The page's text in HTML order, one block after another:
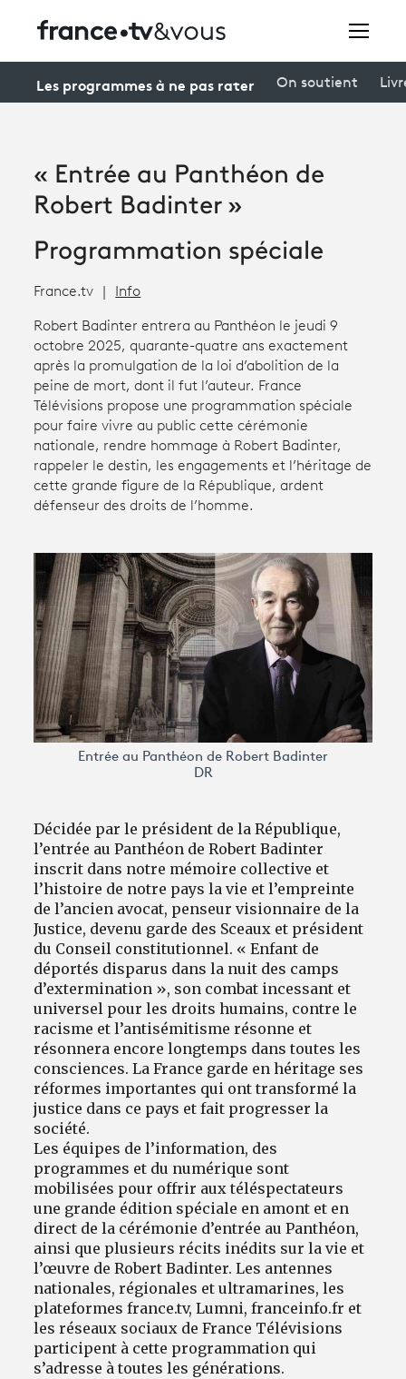
connexion
Avantages fidélité
Participer et assister à une émission
Productions et innovation
Programme tv
Les programmes à ne pas rater On soutient
« Entrée au Panthéon de
Robert Badinter »
Programmation spéciale
France.tv Info
Robert Badinter entrera au Panthéon le jeudi 9
octobre 2025, quarante-quatre ans exactement
après la promulgation de la loi d’abolition de la
peine de mort, dont il fut l’auteur. France
Télévisions propose une programmation spéciale
pour faire vivre au public cette cérémonie
nationale, rendre hommage à Robert Badinter,
rappeler le destin, les engagements et l’héritage de
cette grande figure de la République, ardent
défenseur des droits de l’homme.
Entrée au Panthéon de Robert Badinter
DR
Décidée par le président de la République,
l’entrée au Panthéon de Robert Badinter
inscrit dans notre mémoire collective et
l’histoire de notre pays la vie et l’empreinte
de l’ancien avocat, penseur visionnaire de la
Justice, devenu garde des Sceaux et président
du Conseil constitutionnel. « Enfant de
déportés disparus dans la nuit des camps
d’extermination », son combat incessant et
universel pour les droits humains, contre le
racisme et l’antisémitisme résonne et
résonnera encore longtemps dans toutes les
consciences. La France garde en héritage ses
réformes importantes qui ont transformé la
justice dans ce pays et fait progresser la
société.
Les équipes de l’information, des
programmes et du numérique sont
mobilisées pour offrir aux téléspectateurs
une grande édition spéciale en amont et en
direct de la cérémonie d’entrée au Panthéon,
ainsi que plusieurs récits inédits sur la vie et
l’œuvre de Robert Badinter. Les antennes
nationales, régionales et ultramarines, les
plateformes france.tv, Lumni, franceinfo.fr et
les réseaux sociaux de France Télévisions
participent à cette programmation qui
s’adresse à toutes les générations.